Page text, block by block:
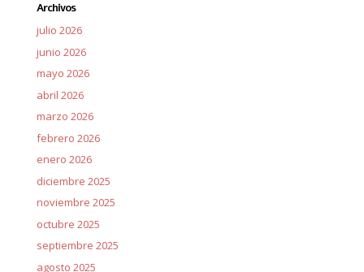
Archivos
julio 2026
junio 2026
mayo 2026
abril 2026
marzo 2026
febrero 2026
enero 2026
diciembre 2025
noviembre 2025
octubre 2025
septiembre 2025
agosto 2025